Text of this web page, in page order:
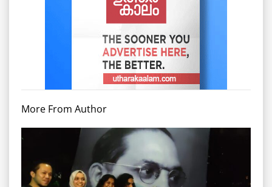
More From Author